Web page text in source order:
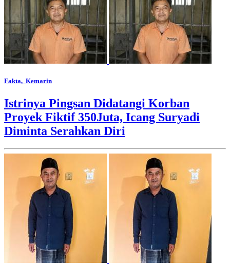
Fakta, Kemarin
Istrinya Pingsan Didatangi Korban
Proyek Fiktif 350Juta, Icang Suryadi
Diminta Serahkan Diri